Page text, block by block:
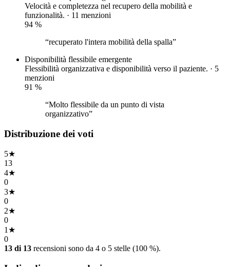
Velocità e completezza nel recupero della mobilità e
funzionalità. · 11 menzioni
94 %
“recuperato l'intera mobilità della spalla”
Disponibilità flessibile emergente
Flessibilità organizzativa e disponibilità verso il paziente. · 5
menzioni
91 %
“Molto flessibile da un punto di vista
organizzativo”
Distribuzione dei voti
5★
13
4★
0
3★
0
2★
0
1 ★
0
13 di 13 recensioni sono da 4 o 5 stelle (100 %).